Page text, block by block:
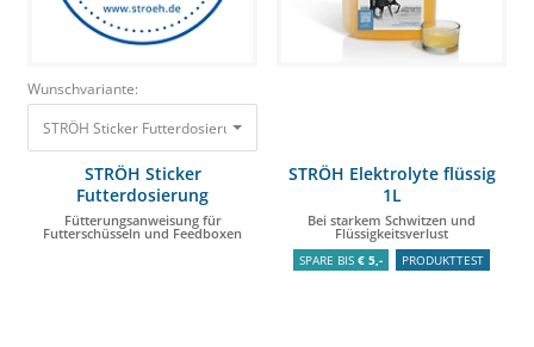
Wunschvariante:
STRÖH Sticker Futterdosierung Fütterungsanweisung für Futterschüsseln
STRÖH Sticker
Futterdosierung
Fütterungsanweisung für
Futterschüsseln und Feedboxen
STRÖH Elektrolyte flüssig
1L
Bei starkem Schwitzen und
Flüssigkeitsverlust
SPARE BIS € 5,- PRODUKTTEST